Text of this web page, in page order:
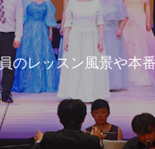
ッ スン風景 本番 前 の レ
信